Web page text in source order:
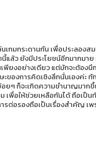
มกระดานกัน เพื่อประลองส
ล้ว ยังมีประโยชน์อีกมากมาย
ยงอย่างเดียว แต่มักจะต้องนึ
ของการคิดเชิงลึกนั่นเองค่ะ ทั
ยๆ ก็จะเกิดความชำนาญมากขึ้
พื่อให้ช่วยเหลือกันได้ ถือเป็น
รต่อรองถือเป็นเรื่องสำคัญ เ